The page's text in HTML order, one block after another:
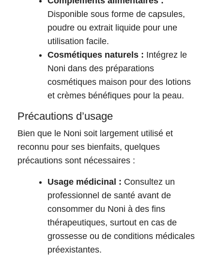
Disponible sous forme de capsules,
poudre ou extrait liquide pour une
utilisation facile.
Cosmétiques naturels : Intégrez le
Noni dans des préparations
cosmétiques maison pour des lotions
et crèmes bénéfiques pour la peau.
Précautions d’usage
Bien que le Noni soit largement utilisé et
reconnu pour ses bienfaits, quelques
précautions sont nécessaires :
Usage médicinal : Consultez un
professionnel de santé avant de
consommer du Noni à des fins
thérapeutiques, surtout en cas de
grossesse ou de conditions médicales
préexistantes.